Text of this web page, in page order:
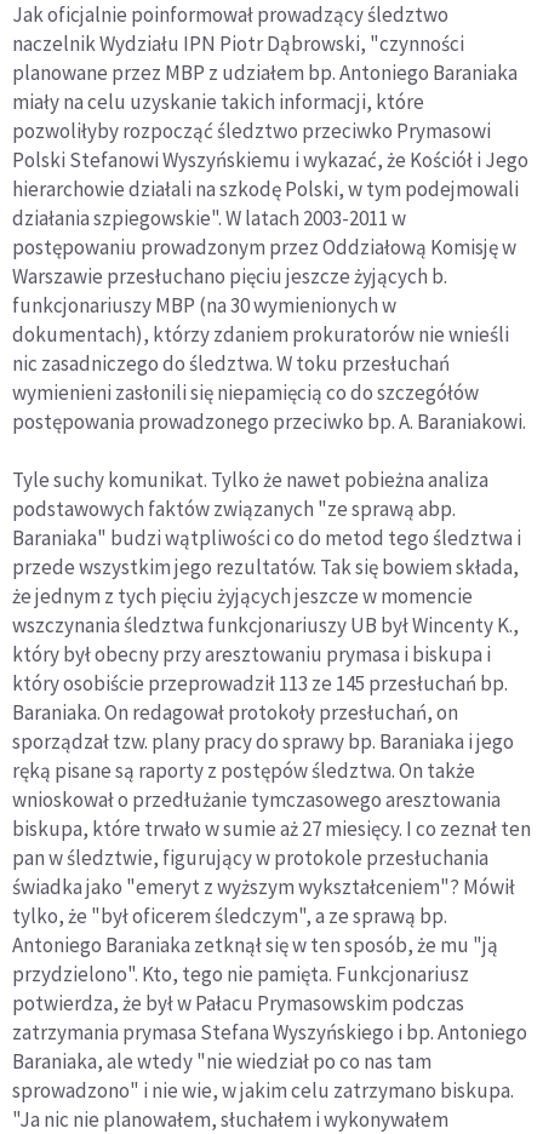
Jak oficjalnie poinformował prowadzący śledztwo
naczelnik Wydziału IPN Piotr Dąbrowski, "czynności
planowane przez MBP z udziałem bp. Antoniego Baraniaka
miały na celu uzyskanie takich informacji, które
pozwoliłyby rozpocząć śledztwo przeciwko Prymasowi
Polski Stefanowi Wyszyńskiemu i wykazać, że Kościół i Jego
hierarchowie działali na szkodę Polski, w tym podejmowali
działania szpiegowskie". W latach 2003-2011 w
postępowaniu prowadzonym przez Oddziałową Komisję w
Warszawie przesłuchano pięciu jeszcze żyjących b.
funkcjonariuszy MBP (na 30 wymienionych w
dokumentach), którzy zdaniem prokuratorów nie wnieśli
nic zasadniczego do śledztwa. W toku przesłuchań
wymienieni zasłonili się niepamięcią co do szczegółów
postępowania prowadzonego przeciwko bp. A. Baraniakowi.
Tyle suchy komunikat. Tylko że nawet pobieżna analiza
podstawowych faktów związanych "ze sprawą abp.
Baraniaka" budzi wątpliwości co do metod tego śledztwa i
przede wszystkim jego rezultatów. Tak się bowiem składa,
że jednym z tych pięciu żyjących jeszcze w momencie
wszczynania śledztwa funkcjonariuszy UB był Wincenty K.,
który był obecny przy aresztowaniu prymasa i biskupa i
który osobiście przeprowadził 113 ze 145 przesłuchań bp.
Baraniaka. On redagował protokoły przesłuchań, on
sporządzał tzw. plany pracy do sprawy bp. Baraniaka i jego
ręką pisane są raporty z postępów śledztwa. On także
wnioskował o przedłużanie tymczasowego aresztowania
biskupa, które trwało w sumie aż 27 miesięcy. I co zeznał ten
pan w śledztwie, figurujący w protokole przesłuchania
świadka jako "emeryt z wyższym wykształceniem"? Mówił
tylko, że "był oficerem śledczym", a ze sprawą bp.
Antoniego Baraniaka zetknął się w ten sposób, że mu "ją
przydzielono". Kto, tego nie pamięta. Funkcjonariusz
potwierdza, że był w Pałacu Prymasowskim podczas
zatrzymania prymasa Stefana Wyszyńskiego i bp. Antoniego
Baraniaka, ale wtedy "nie wiedział po co nas tam
sprowadzono" i nie wie, w jakim celu zatrzymano biskupa.
"Ja nic nie planowałem, słuchałem i wykonywałem